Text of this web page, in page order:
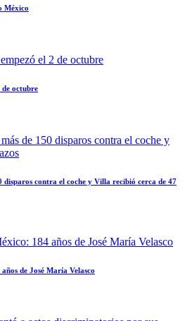
México
de octubre
disparos contra el coche y Villa recibió cerca de 47
de José María Velasco